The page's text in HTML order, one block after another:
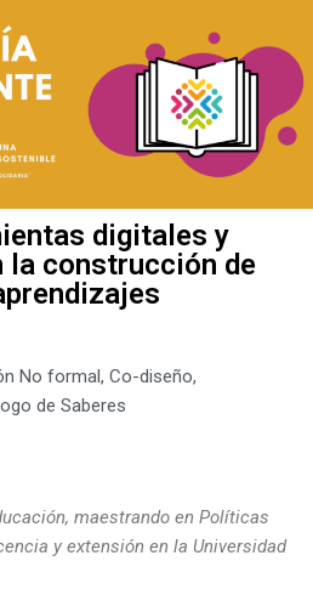
digitales y
la construcción de
No formal, Co-diseño,
de Saberes
maestrando en Políticas
y extensión en la Universidad